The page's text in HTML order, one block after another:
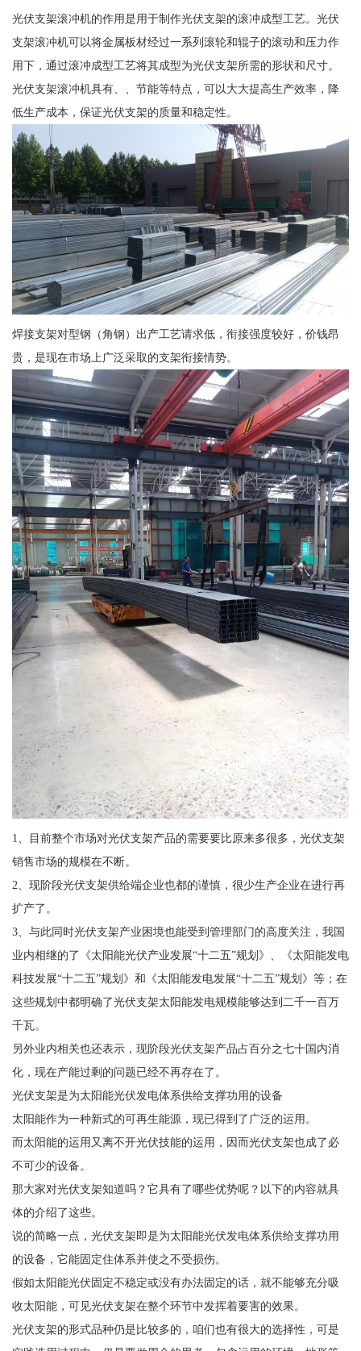
光伏支架滚冲机的作用是用于制作光伏支架的滚冲成型工艺。光伏
支架滚冲机可以将金属板材经过一系列滚轮和辊子的滚动和压力作
用下，通过滚冲成型工艺将其成型为光伏支架所需的形状和尺寸。
光伏支架滚冲机具有、、节能等特点，可以大大提高生产效率，降
低生产成本，保证光伏支架的质量和稳定性。
焊接支架对型钢（角钢）出产工艺请求低，衔接强度较好，价钱昂
贵，是现在市场上广泛采取的支架衔接情势。
1、目前整个市场对光伏支架产品的需要要比原来多很多，光伏支架
销售市场的规模在不断。
2、现阶段光伏支架供给端企业也都的谨慎，很少生产企业在进行再
扩产了。
3、与此同时光伏支架产业困境也能受到管理部门的高度关注，我国
业内相继的了《太阳能光伏产业发展“十二五”规划》、《太阳能发电
科技发展“十二五”规划》和《太阳能发电发展“十二五”规划》等；在
这些规划中都明确了光伏支架太阳能发电规模能够达到二千一百万
千瓦。
另外业内相关也还表示，现阶段光伏支架产品占百分之七十国内消
化，现在产能过剩的问题已经不再存在了。
光伏支架是为太阳能光伏发电体系供给支撑功用的设备
太阳能作为一种新式的可再生能源，现已得到了广泛的运用。
而太阳能的运用又离不开光伏技能的运用，因而光伏支架也成了必
不可少的设备。
那大家对光伏支架知道吗？它具有了哪些优势呢？以下的内容就具
体的介绍了这些。
说的简略一点，光伏支架即是为太阳能光伏发电体系供给支撑功用
的设备，它能固定住体系并使之不受损伤。
假如太阳能光伏固定不稳定或没有办法固定的话，就不能够充分吸
收太阳能，可见光伏支架在整个环节中发挥着要害的效果。
光伏支架的形式品种仍是比较多的，咱们也有很大的选择性，可是